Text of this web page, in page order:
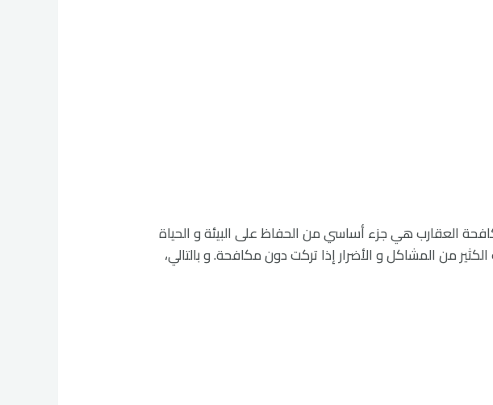
مؤسسة الديار لنظافة لمكافحة العقارب هي جزء أساسي من الحفاظ على البيئة و الحياة
من المشاكل و الأضرار إذا تركت دون مكافحة. و بالتالي،